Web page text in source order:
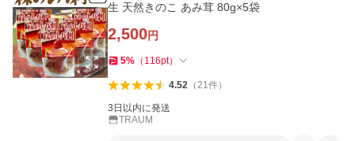
生 天然きのこ あみ茸 80g×5袋
2,500円
5% （ 116pt）
4.52（21件）
3日以内に発送
TRAUM